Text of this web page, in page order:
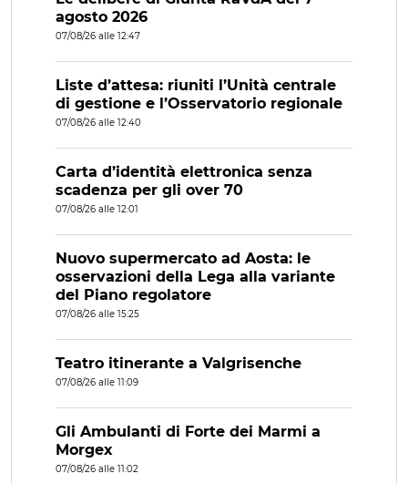
agosto 2026
07/08/26 alle 12:47
Liste d’attesa: riuniti l’Unità centrale
di gestione e l’Osservatorio regionale
07/08/26 alle 12:40
Carta d’identità elettronica senza
scadenza per gli over 70
07/08/26 alle 12:01
Nuovo supermercato ad Aosta: le
osservazioni della Lega alla variante
del Piano regolatore
07/08/26 alle 15:25
Teatro itinerante a Valgrisenche
07/08/26 alle 11:09
Gli Ambulanti di Forte dei Marmi a
Morgex
07/08/26 alle 11:02